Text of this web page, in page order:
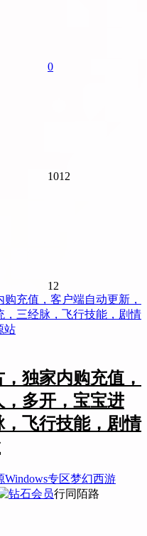
0
1012
12
独家内购充值，
多开，宝宝进
飞行技能，剧情
Windows专区梦幻西游
行同陌路